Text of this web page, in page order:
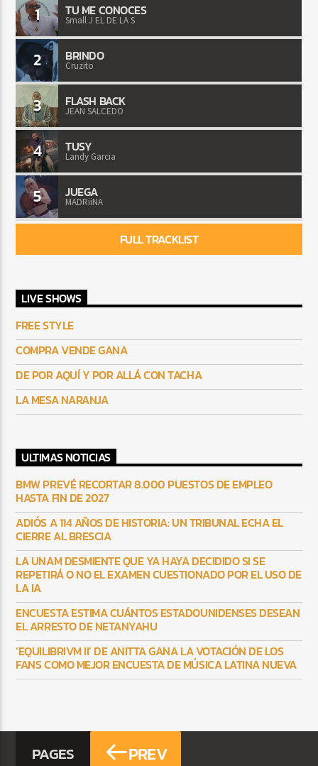
1 TU ME CONOCES
Small J EL DE LA S
2 BRINDO
Cruzito
3 FLASH BACK
JEAN SALCEDO
4 TUSY
Landy Garcia
5 JUEGA
MADRiiNA
FULL TRACKLIST
LIVE SHOWS
FREE STYLE
COMPRA VENDE GANA
DE POR AQUÍ Y POR ALLÁ CON TACHA
LA MESA NARANJA
ULTIMAS NOTICIAS
BMW PREVÉ RECORTAR 8.000 PUESTOS DE EMPLEO
HASTA FIN DE 2027
ADIÓS A 114 AÑOS DE HISTORIA: UN TRIBUNAL ECHA EL
CIERRE AL BRESCIA
LA UNAM DESMIENTE QUE YA HAYA DECIDIDO SI SE
REPETIRÁ O NO EL EXAMEN CUESTIONADO POR EL USO DE
LA IA
ENCUESTA ESTIMA CUÁNTOS ESTADOUNIDENSES DESEAN
EL ARRESTO DE NETANYAHU
‘EQUILIBRIVM II’ DE ANITTA GANA LA VOTACIÓN DE LOS
FANS COMO MEJOR ENCUESTA DE MÚSICA LATINA NUEVA
PAGES PREV